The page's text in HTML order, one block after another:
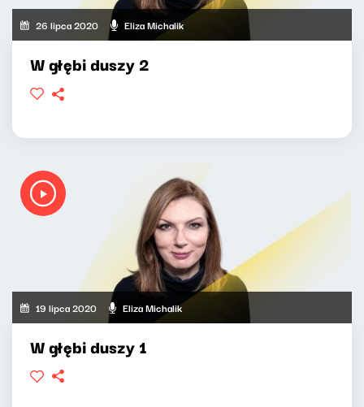
26 lipca 2020 Eliza Michalik
W głębi duszy 2
19 lipca 2020 Eliza Michalik
W głębi duszy 1